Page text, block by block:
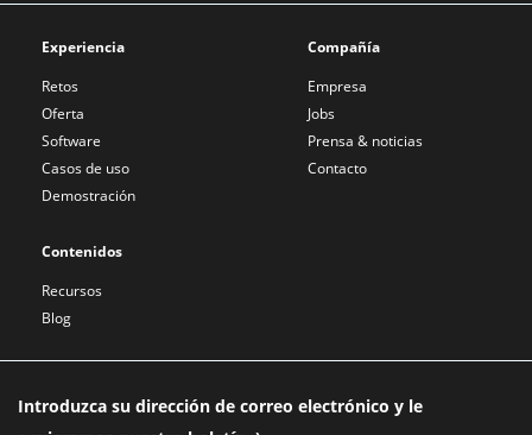
Experiencia
Retos
Oferta
Software
Casos de uso
Demostración
Compañía
Empresa
Jobs
Prensa & noticias
Contacto
Contenidos
Recursos
Blog
Introduzca su dirección de correo electrónico y le